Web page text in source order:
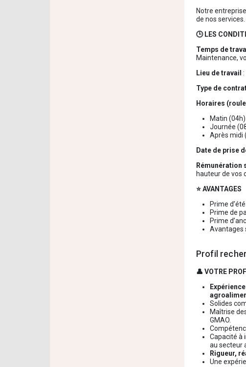
Notre
de nos services.
🕒 LES
Temps de
Maintenance,
Lieu de travail :
Type de
Horaires
Matin (04h)
Journée
Après midi
Date de prise
Rémunération
hauteur de vos
⭐ AVANTAGES
Prime
Prime de
Prime
Avantages
Profil
👤 VOTRE
Solides
Maîtrise
GMAO.
Capacité à
au secteur
Rigueur,
Une